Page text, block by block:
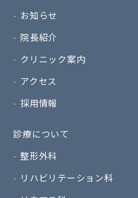
お知らせ
院長紹介
クリニック案内
アクセス
採用情報
診療について
整形外科
リハビリテーション科